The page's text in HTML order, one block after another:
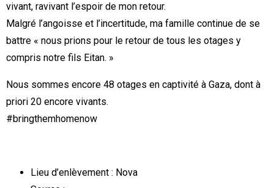
vivant, ravivant l’espoir de mon retour.
Malgré l’angoisse et l’incertitude, ma famille continue de se
battre « nous prions pour le retour de tous les otages y
compris notre fils Eitan. »
Nous sommes encore 48 otages en captivité à Gaza, dont à
priori 20 encore vivants.
#bringthemhomenow
Lieu d’enlèvement : Nova